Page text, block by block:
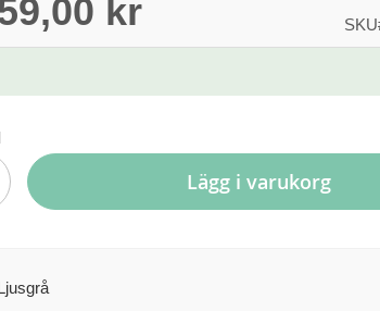
kr
SKU
Lägg i varukorg